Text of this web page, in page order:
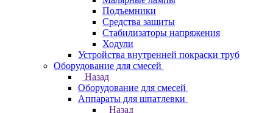
Подъемники
Средства защиты
Стабилизаторы напряжения
Ходули
Устройства внутренней покраски труб
Оборудование для смесей
Назад
Оборудование для смесей
Аппараты для шпатлевки
Назад